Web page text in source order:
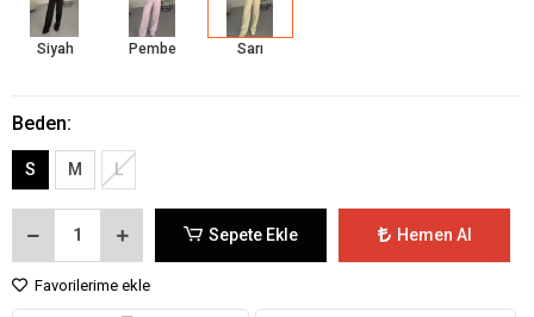
Siyah Pembe Sarı
Beden:
S M L
Sepete Ekle Hemen Al
Favorilerime ekle